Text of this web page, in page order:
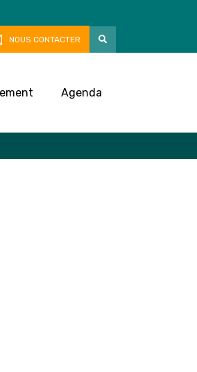
NOUS CONTACTER
Agenda